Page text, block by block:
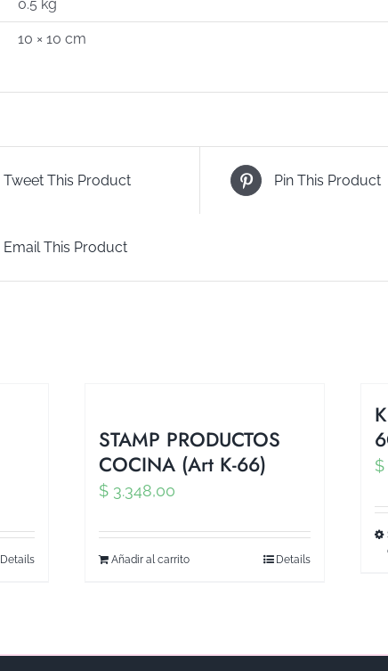
0.5 kg
10 × 10 cm
Tweet This Product Pin This Product
Email This Product
Details
STAMP PRODUCTOS
COCINA (Art K-66)
$ 3.348,00
Añadir al carrito Details
$